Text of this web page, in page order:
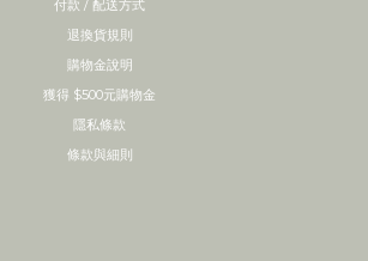
付款 / 配送方式
退換貨規則
購物金說明
獲得 $500元購物金
隱私條款
條款與細則